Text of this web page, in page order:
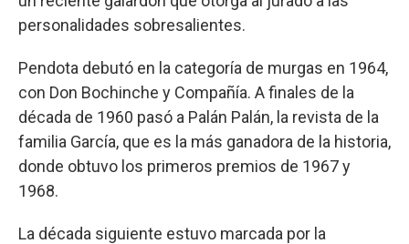
personalidades sobresalientes.
Pendota debutó en la categoría de murgas en 1964,
con Don Bochinche y Compañía. A finales de la
década de 1960 pasó a Palán Palán, la revista de la
familia García, que es la más ganadora de la historia,
donde obtuvo los primeros premios de 1967 y
1968.
La década siguiente estuvo marcada por la